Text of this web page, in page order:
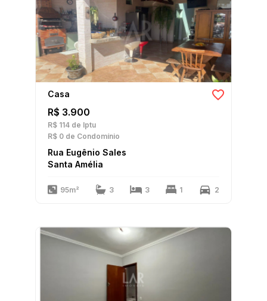
Casa
R$ 3.900
R$ 114 de Iptu
R$ 0 de Condomínio
Rua Eugênio Sales
Santa Amélia
95m² 3 3 1 2